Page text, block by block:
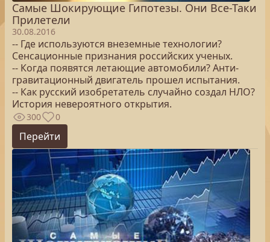
Самые Шокирующие Гипотезы. Они Все-Таки
Прилетели
30.08.2016
-- Где используются внеземные технологии?
Сенсационные признания российских ученых.
-- Когда появятся летающие автомобили? Анти-
гравитационный двигатель прошел испытания.
-- Как русский изобретатель случайно создал НЛО?
История невероятного открытия.
300 0
Перейти